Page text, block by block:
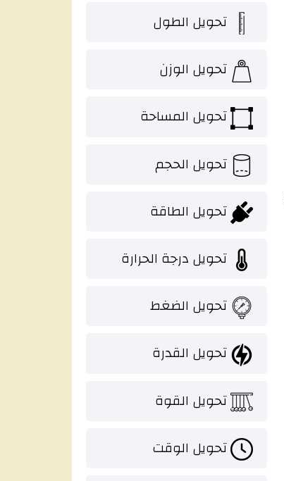
تحويل الطول
تحويل الوزن
تحويل المساحة
تحويل الحجم
تحويل الطاقة
تحويل درجة الحرارة
تحويل الضغط
تحويل القدرة
تحويل القوة
تحويل الوقت